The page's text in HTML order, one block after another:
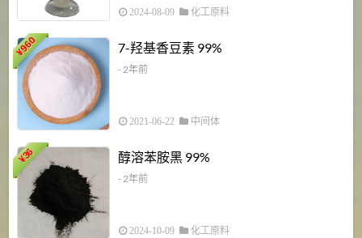
2024-08-09 化工原料
¥
960 7-羟基香豆素 99%
- 2年前
2021-06-22 中间体
¥
36 醇溶苯胺黑 99%
- 2年前
2024-10-09 化工原料